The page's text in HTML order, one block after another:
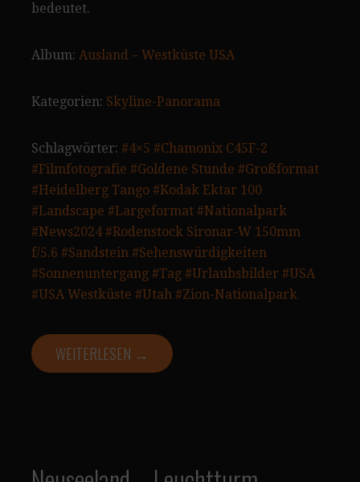
bedeutet.
Album: Ausland – Westküste USA
Kategorien: Skyline-Panorama
Schlagwörter: #4×5 #Chamonix C45F-2
#Filmfotografie #Goldene Stunde #Großformat
#Heidelberg Tango #Kodak Ektar 100
#Landscape #Largeformat #Nationalpark
#News2024 #Rodenstock Sironar-W 150mm
f/5.6 #Sandstein #Sehenswürdigkeiten
#Sonnenuntergang #Tag #Urlaubsbilder #USA
#USA Westküste #Utah #Zion-Nationalpark
WEITERLESEN →